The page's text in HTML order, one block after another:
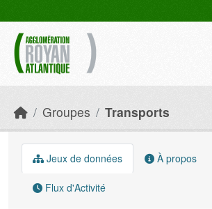
Groupes Transports
Jeux de données À propos
Flux d'Activité